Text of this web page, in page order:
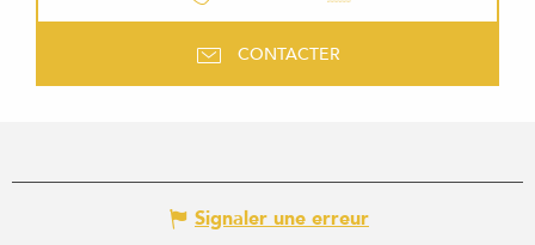
CONTACTER
Signaler une erreur